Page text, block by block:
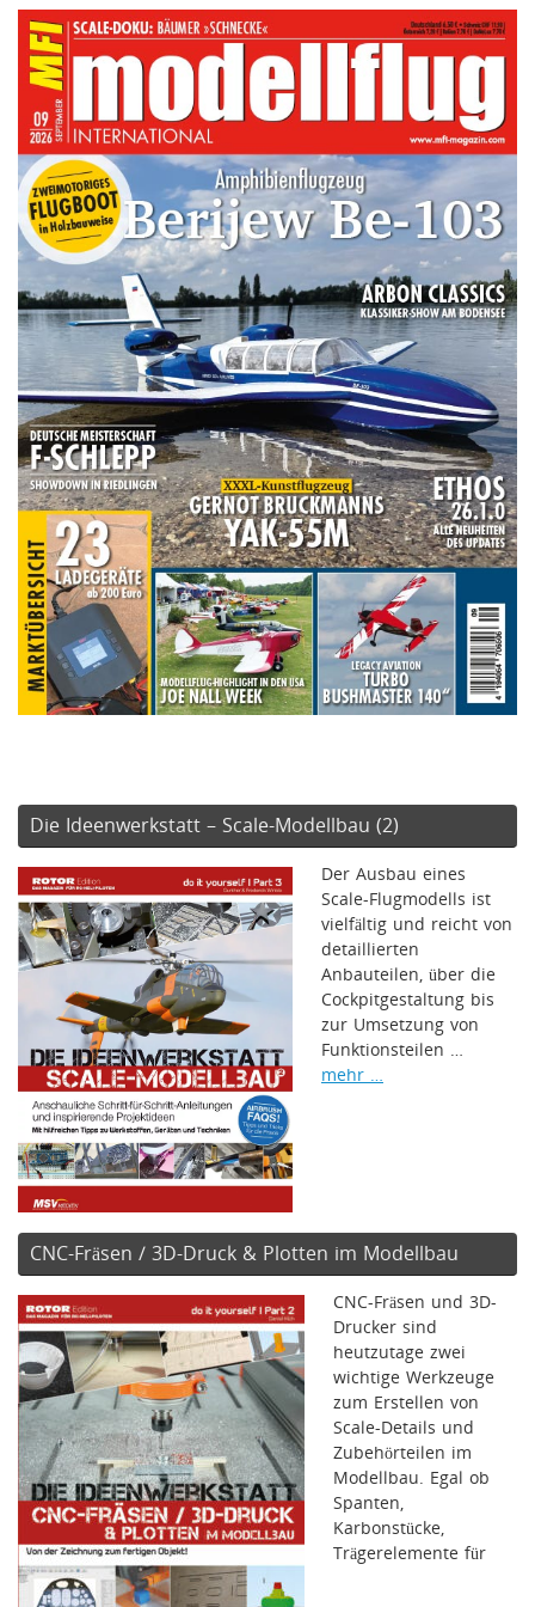
Die Ideenwerkstatt – Scale-Modellbau (2)
Der Ausbau eines
Scale-Flugmodells ist
vielfältig und reicht von
detaillierten
Anbauteilen, über die
Cockpitgestaltung bis
zur Umsetzung von
Funktionsteilen …
mehr …
CNC-Fräsen / 3D-Druck & Plotten im Modellbau
CNC-Fräsen und 3D-
Drucker sind
heutzutage zwei
wichtige Werkzeuge
zum Erstellen von
Scale-Details und
Zubehörteilen im
Modellbau. Egal ob
Spanten,
Karbonstücke,
Trägerelemente für